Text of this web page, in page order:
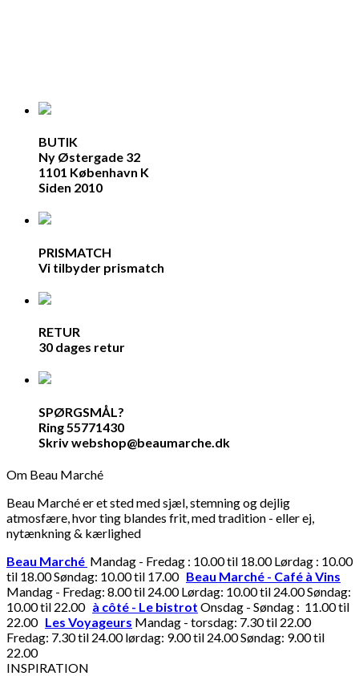
BUTIK
Ny Østergade 32
1101 København K
Siden 2010
PRISMATCH
Vi tilbyder prismatch
RETUR
30 dages retur
SPØRGSMÅL?
Ring 55771430
Skriv webshop@beaumarche.dk
Om Beau Marché
Beau Marché er et sted med sjæl, stemning og dejlig
atmosfære, hvor ting blandes frit, med tradition - eller ej,
nytænkning & kærlighed
Beau Marché Mandag - Fredag : 10.00 til 18.00 Lørdag : 10.00
til 18.00 Søndag: 10.00 til 17.00 Beau Marché - Café à Vins
Mandag - Fredag: 8.00 til 24.00 Lørdag: 10.00 til 24.00 Søndag:
10.00 til 22.00 à côté - Le bistrot Onsdag - Søndag : 11.00 til
22.00 Les Voyageurs Mandag - torsdag: 7.30 til 22.00
Fredag: 7.30 til 24.00 lørdag: 9.00 til 24.00 Søndag: 9.00 til
22.00
INSPIRATION